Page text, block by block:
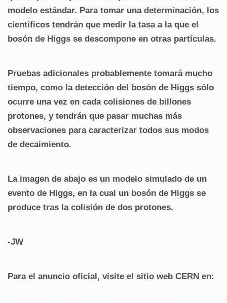
modelo estándar. Para tomar una determinación, los
científicos tendrán que medir la tasa a la que el
bosón de Higgs se descompone en otras partículas.
Pruebas adicionales probablemente tomará mucho
tiempo, como la detección del bosón de Higgs sólo
ocurre una vez en cada colisiones de billones
protones, y tendrán que pasar muchas más
observaciones para caracterizar todos sus modos
de decaimiento.
La imagen de abajo es un modelo simulado de un
evento de Higgs, en la cual un bosón de Higgs se
produce tras la colisión de dos protones.
-JW
Para el anuncio oficial, visite el sitio web CERN en: